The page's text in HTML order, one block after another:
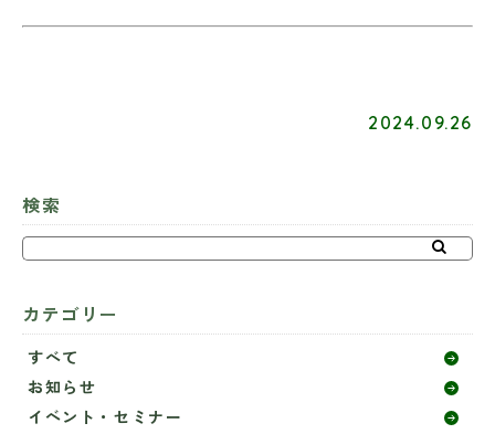
2024.09.26
検索
カテゴリー
すべて
お知らせ
イベント・セミナー